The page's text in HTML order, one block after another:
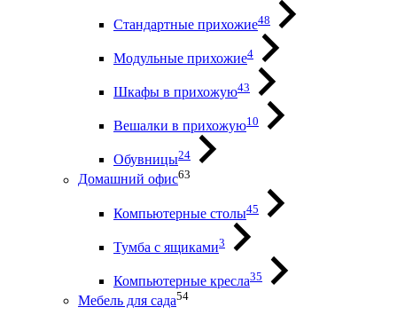
Стандартные прихожие48
Модульные прихожие4
Шкафы в прихожую43
Вешалки в прихожую10
Обувницы24
Домашний офис63
Компьютерные столы45
Тумба с ящиками3
Компьютерные кресла35
Мебель для сада54